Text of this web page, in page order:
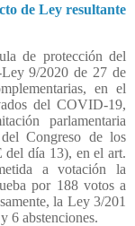
de Ley resultante
de protección del
9/2020 de 27 de
en el
del COVID-19,
parlamentaria
Congreso de los
día 13), en el art.
a votación la
por 188 votos a
la Ley 3/201
6 abstenciones.